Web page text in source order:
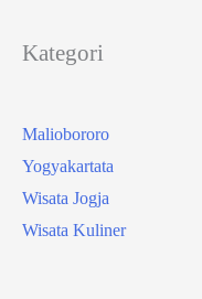
Kategori
Maliobororo
Yogyakartata
Wisata Jogja
Wisata Kuliner